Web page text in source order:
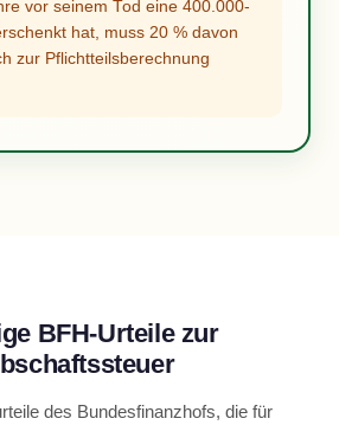
vor seinem Tod eine 400.000-
hat, muss 20 % davon
zur Pflichtteilsberechnung
BFH-Urteile zur
des Bundesfinanzhofs, die für